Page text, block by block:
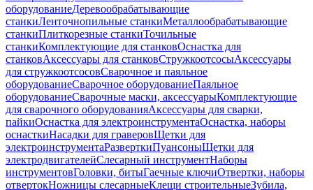
оборудованиеДеревообрабатывающие
станкиЛенточнопильные станкиМеталлообрабатывающие
станкиПлиткорезные станкиТочильные
станкиКомплектующие для станковОснастка для
станковАксессуары для станковСтружкоотсосыАксессуары
для стружкоотсосовСварочное и паяльное
оборудованиеСварочное оборудованиеПаяльное
оборудованиеСварочные маски, аксессуарыКомплектующие
для сварочного оборудованияАксессуары для сварки,
пайкиОснастка для электроинструментаОснастка, наборы
оснасткиНасадки для граверовЩетки для
электроинструментаРазверткиПуансоныЩетки для
электродвигателейСлесарный инструментНаборы
инструментовГоловки, битыГаечные ключиОтвертки, наборы
отвертокНожницы слесарныеКлещи строительныеЗубила,